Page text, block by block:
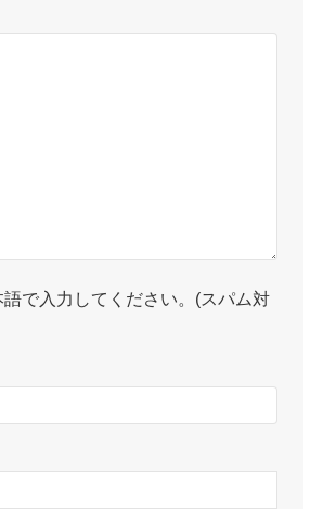
で入力してください。(スパム対